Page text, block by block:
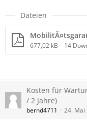
Dateien
677,02 kB – 14
Kosten für
/ 2 Jahre)
bernd4711 24. Mai